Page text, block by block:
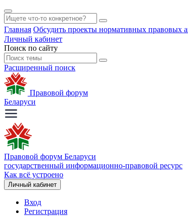
Главная Обсудить проекты нормативных правовых
Личный кабинет
Поиск по сайту
Расширенный поиск
Правовой форум
Беларуси
Правовой форум Беларуси
государственный информационно-правовой ресурс
Как всё устроено
Личный кабинет
Вход
Регистрация